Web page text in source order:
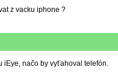
z vacku iphone ?
iEye, načo by vyťahoval telefón.